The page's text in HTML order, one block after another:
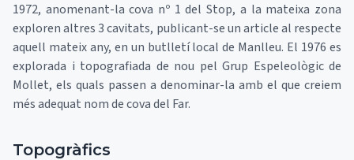
1972, anomenant-la cova nº 1 del Stop, a la mateixa zona
exploren altres 3 cavitats, publicant-se un article al respecte
aquell mateix any, en un butlletí local de Manlleu. El 1976 es
explorada i topografiada de nou pel Grup Espeleològic de
Mollet, els quals passen a denominar-la amb el que creiem
més adequat nom de cova del Far.
Topogràfics